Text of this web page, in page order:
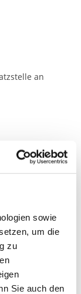
sowie
um die
zu
Sie auch den
an
unter der